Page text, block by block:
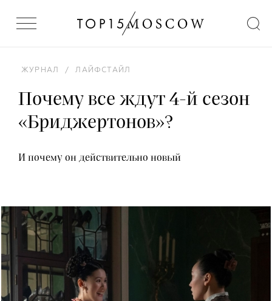
ЖУРНАЛ / ЛАЙФСТАЙЛ
Почему все ждут 4-й сезон
«Бриджертонов»?
И почему он действительно новый